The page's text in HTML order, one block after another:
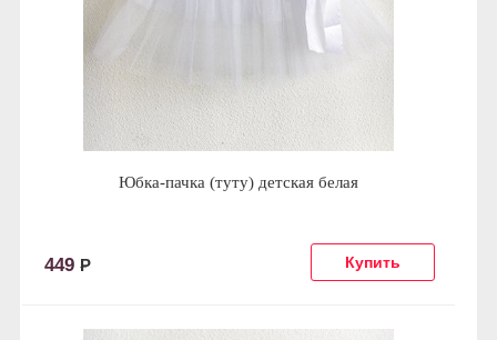
Юбка-пачка (туту) детская белая
449 Р